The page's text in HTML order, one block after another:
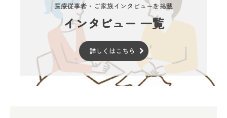
医療従事者・ご家族インタビューを掲載
インタビュー 一覧
詳しくはこちら